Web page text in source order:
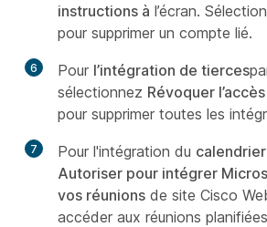
instructions à l’écran.
pour supprimer un compte lié.
6 Pour l’intégration de tierces
sélectionnez Révoquer l’accès
pour supprimer toutes les
7 Pour l'intégration du calendrier
Autoriser pour intégrer
vos réunions de site Cisco
accéder aux réunions